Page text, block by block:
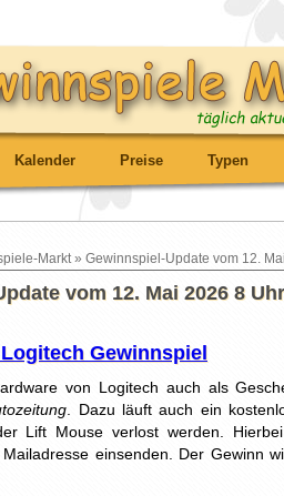
Kalender Preise Typen
Markt » Gewinnspiel-Update vom 12.
vom 12. Mai 2026 8 Uhr
Gewinnspiel
von Logitech auch als
. Dazu läuft auch ein
Lift Mouse verlost werden.
einsenden. Der Gewinn